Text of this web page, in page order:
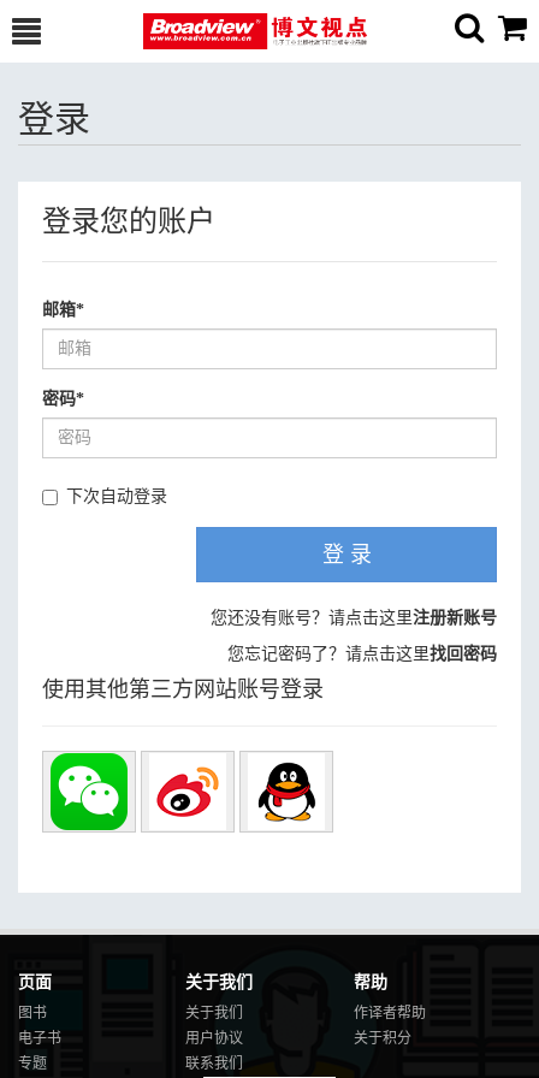
登录
登录您的账户
邮箱*
密码*
下次自动登录
登 录
您还没有账号？请点击这里注册新账号
您忘记密码了？请点击这里找回密码
使用其他第三方网站账号登录
页面
图书
电子书
专题
关于我们
关于我们
用户协议
联系我们
帮助
作译者帮助
关于积分